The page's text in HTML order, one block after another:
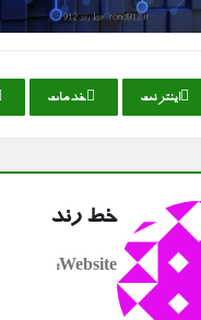
اینترنت خدمات
خط رند
Website: